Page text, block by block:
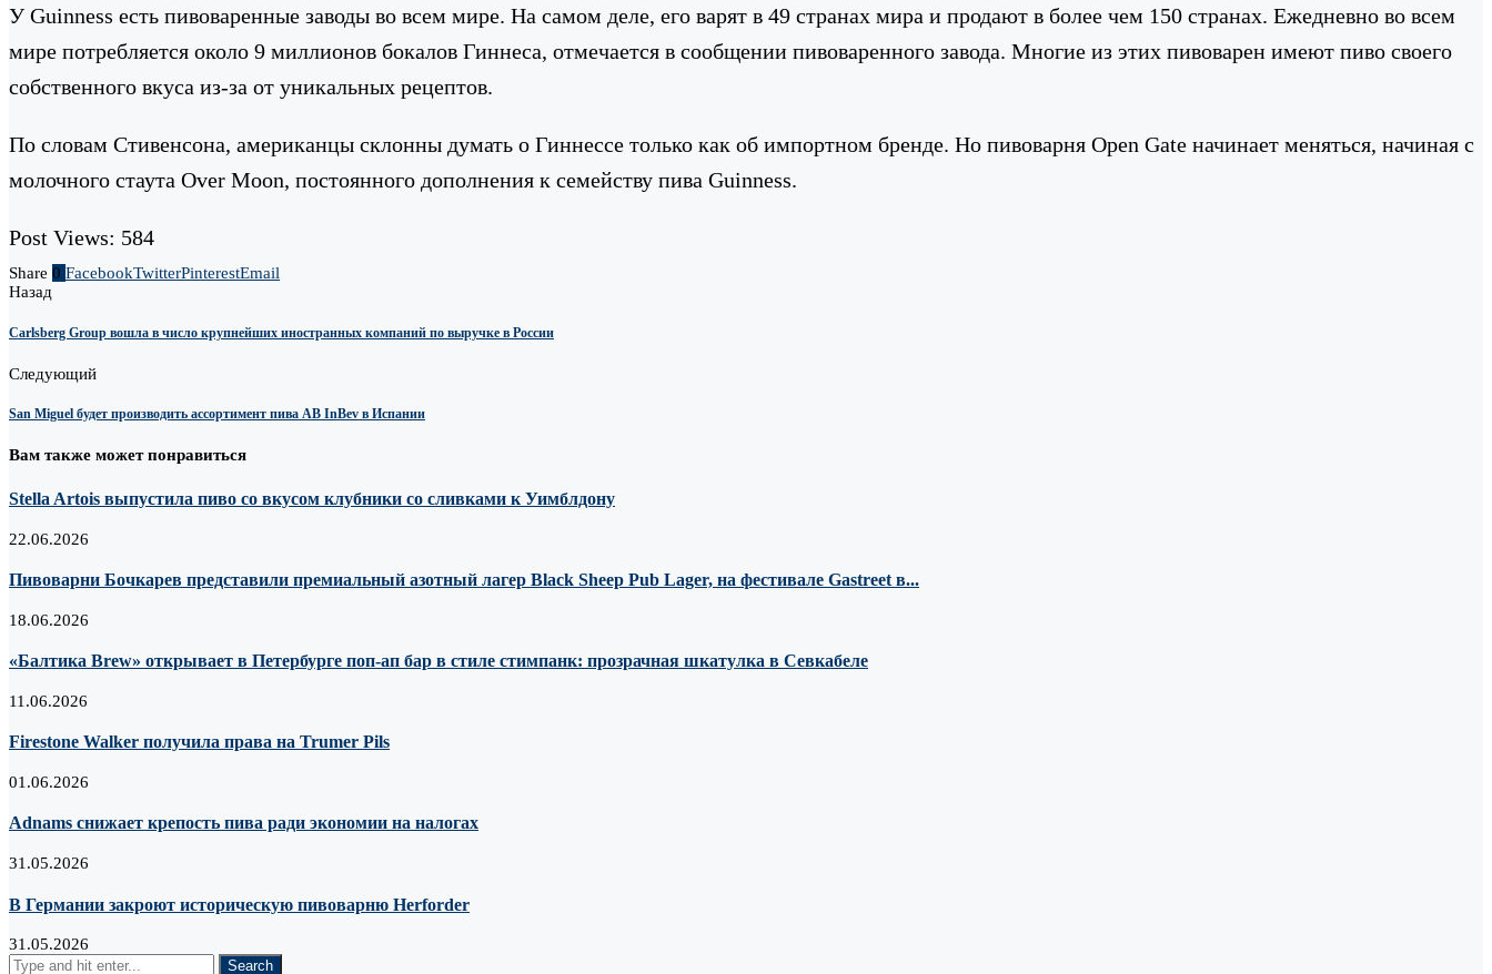
У Guinness есть пивоваренные заводы во всем мире. На самом деле, его варят в 49 странах мира и продают в более чем 150 странах. Ежедневно во всем
мире потребляется около 9 миллионов бокалов Гиннеса, отмечается в сообщении пивоваренного завода. Многие из этих пивоварен имеют пиво своего
собственного вкуса из-за от уникальных рецептов.
По словам Стивенсона, американцы склонны думать о Гиннессе только как об импортном бренде. Но пивоварня Open Gate начинает меняться, начиная с
молочного стаута Over Moon, постоянного дополнения к семейству пива Guinness.
Post Views: 584
Share 0 FacebookTwitterPinterestEmail
Назад
Carlsberg Group вошла в число крупнейших иностранных компаний по выручке в России
Следующий
San Miguel будет производить ассортимент пива AB InBev в Испании
Вам также может понравиться
Stella Artois выпустила пиво со вкусом клубники со сливками к Уимблдону
22.06.2026
Пивоварни Бочкарев представили премиальный азотный лагер Black Sheep Pub Lager, на фестивале Gastreet в...
18.06.2026
«Балтика Brew» открывает в Петербурге поп-ап бар в стиле стимпанк: прозрачная шкатулка в Севкабеле
11.06.2026
Firestone Walker получила права на Trumer Pils
01.06.2026
Adnams снижает крепость пива ради экономии на налогах
31.05.2026
В Германии закроют историческую пивоварню Herforder
31.05.2026